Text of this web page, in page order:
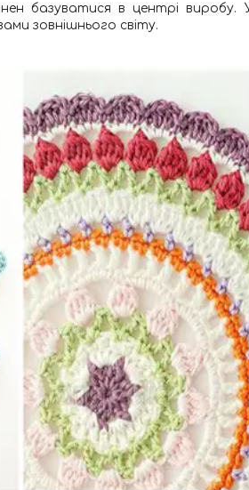
базуватися в центрі виробу.
зовнішнього світу.